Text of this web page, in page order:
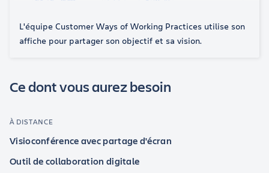
L'équipe Customer Ways of Working Practices utilise son
affiche pour partager son objectif et sa vision.
Ce dont vous aurez besoin
À DISTANCE
Visioconférence avec partage d'écran
Outil de collaboration digitale